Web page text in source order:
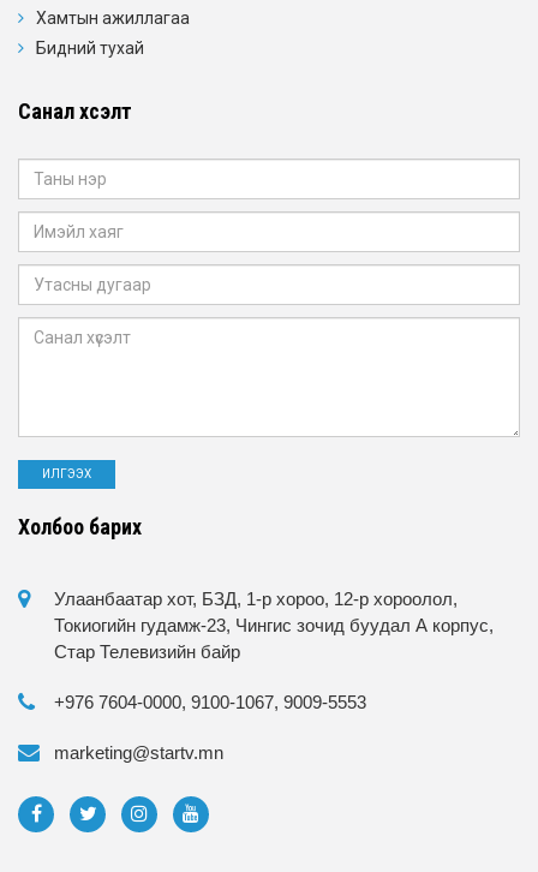
Хамтын ажиллагаа
Бидний тухай
Санал хүсэлт
Холбоо барих
Улаанбаатар хот, БЗД, 1-р хороо, 12-р хороолол,
Токиогийн гудамж-23, Чингис зочид буудал А корпус,
Стар Телевизийн байр
+976 7604-0000, 9100-1067, 9009-5553
marketing@startv.mn